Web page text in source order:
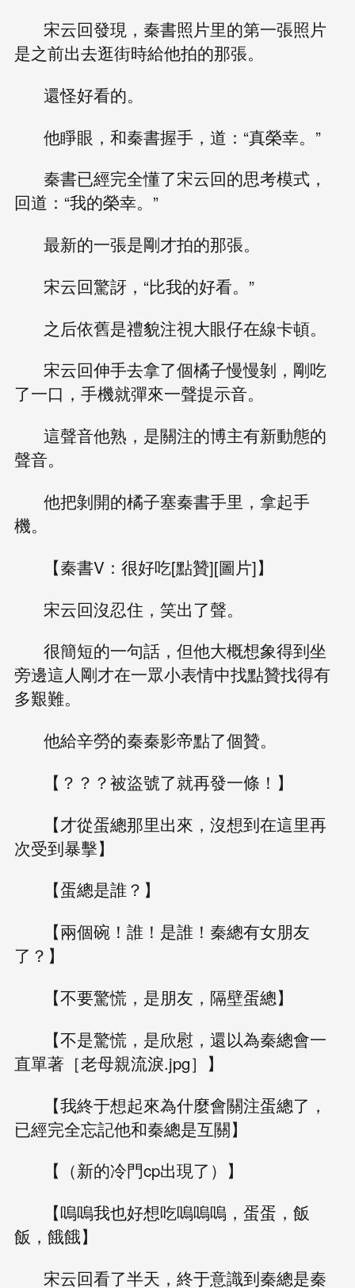
宋云回發現，秦書照片里的第一張照片
是之前出去逛街時給他拍的那張。
還怪好看的。
他睜眼，和秦書握手，道：“真榮幸。”
秦書已經完全懂了宋云回的思考模式，
回道：“我的榮幸。”
最新的一張是剛才拍的那張。
宋云回驚訝，“比我的好看。”
之后依舊是禮貌注視大眼仔在線卡頓。
宋云回伸手去拿了個橘子慢慢剝，剛吃
了一口，手機就彈來一聲提示音。
這聲音他熟，是關注的博主有新動態的
聲音。
他把剝開的橘子塞秦書手里，拿起手
機。
【秦書V：很好吃[點贊][圖片]】
宋云回沒忍住，笑出了聲。
很簡短的一句話，但他大概想象得到坐
旁邊這人剛才在一眾小表情中找點贊找得有
多艱難。
他給辛勞的秦秦影帝點了個贊。
【？？？被盜號了就再發一條！】
【才從蛋總那里出來，沒想到在這里再
次受到暴擊】
【蛋總是誰？】
【兩個碗！誰！是誰！秦總有女朋友
了？】
【不要驚慌，是朋友，隔壁蛋總】
【不是驚慌，是欣慰，還以為秦總會一
直單著［老母親流淚.jpg］】
【我終于想起來為什麼會關注蛋總了，
已經完全忘記他和秦總是互關】
【（新的冷門cp出現了）】
【嗚嗚我也好想吃嗚嗚嗚，蛋蛋，飯
飯，餓餓】
宋云回看了半天，終于意識到秦總是秦